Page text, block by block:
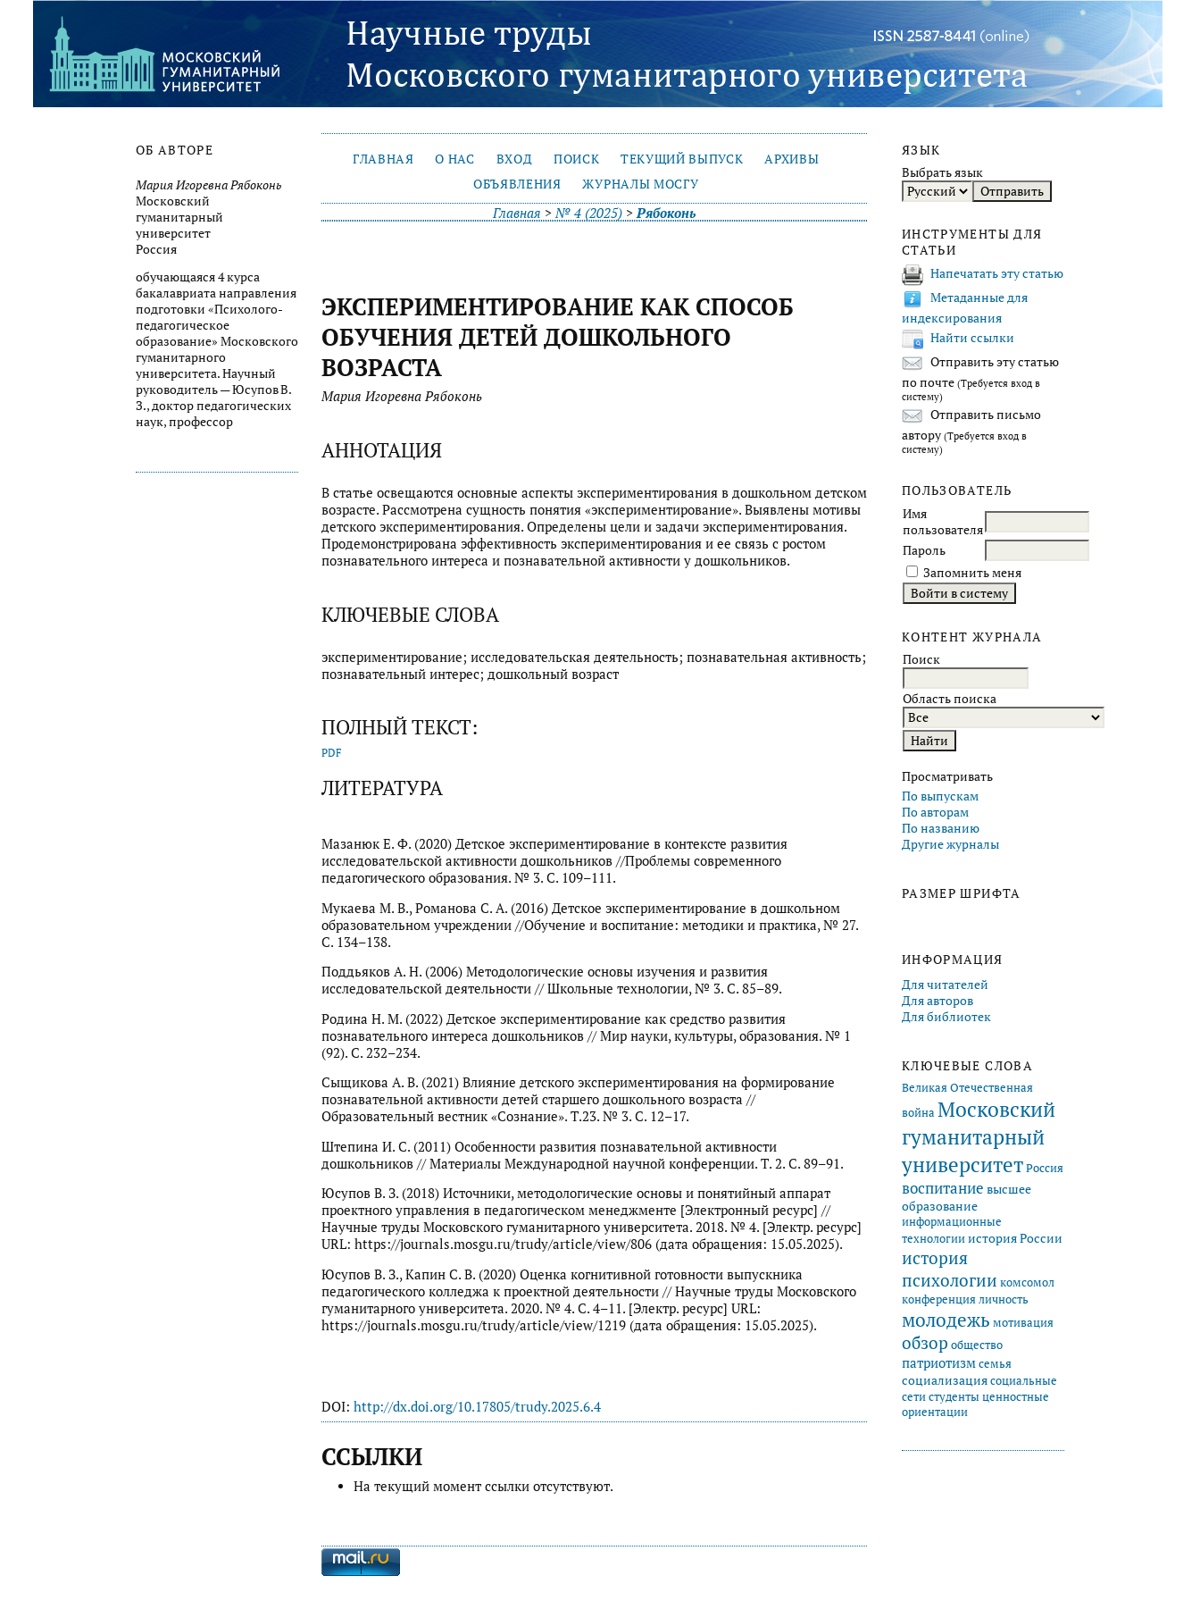
ОБ АВТОРЕ
Мария Игоревна Рябоконь
Московский
гуманитарный
университет
Россия
обучающаяся 4 курса
бакалавриата направления
подготовки «Психолого-
педагогическое
образование» Московского
гуманитарного
университета. Научный
руководитель — Юсупов В.
З., доктор педагогических
наук, профессор
ЯЗЫК
Выбрать язык
ИНСТРУМЕНТЫ ДЛЯ
СТАТЬИ
Напечатать эту статью
Метаданные для
индексирования
Найти ссылки
Отправить эту статью
по почте (Требуется вход в
систему)
Отправить письмо
автору (Требуется вход в
систему)
ПОЛЬЗОВАТЕЛЬ
Имя
пользователя
Пароль
Запомнить меня
КОНТЕНТ ЖУРНАЛА
Поиск
Область поиска
Просматривать
По выпускам
По авторам
По названию
Другие журналы
РАЗМЕР ШРИФТА
ИНФОРМАЦИЯ
Для читателей
Для авторов
Для библиотек
КЛЮЧЕВЫЕ СЛОВА
Великая Отечественная
войнаМосковский
гуманитарный
университетРоссия
воспитание высшее
образование
информационные
технологииистория России
история
психологии комсомол
конференцияличность
молодежь мотивация
обзор общество
патриотизмсемья
социализациясоциальные
сетистуденты ценностные
ориентации
ГЛАВНАЯ О НАС ВХОД ПОИСК ТЕКУЩИЙ ВЫПУСК
АРХИВЫ
ОБЪЯВЛЕНИЯ
ЖУРНАЛЫ МОСГУ
Главная >№ 4 (2025) >Рябоконь
ЭКСПЕРИМЕНТИРОВАНИЕ КАК СПОСОБ
ОБУЧЕНИЯ ДЕТЕЙ ДОШКОЛЬНОГО
ВОЗРАСТА
Мария Игоревна Рябоконь
АННОТАЦИЯ
В статье освещаются основные аспекты экспериментирования в дошкольном детском
возрасте. Рассмотрена сущность понятия «экспериментирование». Выявлены мотивы
детского экспериментирования. Определены цели и задачи экспериментирования.
Продемонстрирована эффективность экспериментирования и ее связь с ростом
познавательного интереса и познавательной активности у дошкольников.
КЛЮЧЕВЫЕ СЛОВА
экспериментирование; исследовательская деятельность; познавательная активность;
познавательный интерес; дошкольный возраст
ПОЛНЫЙ ТЕКСТ:
PDF
ЛИТЕРАТУРА
Мазанюк Е. Ф. (2020) Детское экспериментирование в контексте развития
исследовательской активности дошкольников //Проблемы современного
педагогического образования. № 3. С. 109–111.
Мукаева М. В., Романова С. А. (2016) Детское экспериментирование в дошкольном
образовательном учреждении //Обучение и воспитание: методики и практика, № 27.
С. 134–138.
Поддьяков А. Н. (2006) Методологические основы изучения и развития
исследовательской деятельности // Школьные технологии, № 3. С. 85–89.
Родина Н. М. (2022) Детское экспериментирование как средство развития
познавательного интереса дошкольников // Мир науки, культуры, образования. № 1
(92). С. 232–234.
Сыщикова А. В. (2021) Влияние детского экспериментирования на формирование
познавательной активности детей старшего дошкольного возраста //
Образовательный вестник «Сознание». Т.23. № 3. С. 12–17.
Штепина И. С. (2011) Особенности развития познавательной активности
дошкольников // Материалы Международной научной конференции. Т. 2. С. 89–91.
Юсупов В. З. (2018) Источники, методологические основы и понятийный аппарат
проектного управления в педагогическом менеджменте [Электронный ресурс] //
Научные труды Московского гуманитарного университета. 2018. № 4. [Электр. ресурс]
URL: https://journals.mosgu.ru/trudy/article/view/806 (дата обращения: 15.05.2025).
Юсупов В. З., Капин С. В. (2020) Оценка когнитивной готовности выпускника
педагогического колледжа к проектной деятельности // Научные труды Московского
гуманитарного университета. 2020. № 4. С. 4–11. [Электр. ресурс] URL:
https://journals.mosgu.ru/trudy/article/view/1219 (дата обращения: 15.05.2025).
DOI: http://dx.doi.org/10.17805/trudy.2025.6.4
ССЫЛКИ
На текущий момент ссылки отсутствуют.